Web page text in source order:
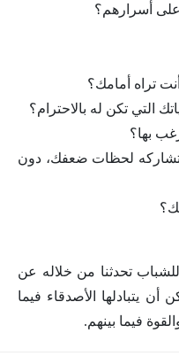
أسرارهم؟
تراه أمامك؟
تكن له بالاحترام؟
بها؟
لحظات ضعفك، دون
تحدثنا من خلاله عن
أن يتبادلها الأصدقاء فيما
فيما بينهم.